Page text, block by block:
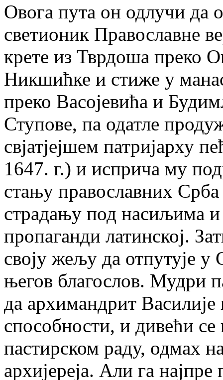
Овога пута он одлучи да
светионик Православне
крете из Тврдоша преко
Никшићке и стиже у
преко Васојевића и
Ступове, па одатле
свјатјејшем патријарху
1647. г.) и исприча му
стању православних
страдању под насиљима
пропаганди латинској.
своју жељу да отпутује у
његов благослов. Мудри
да архимандрит
способности, и дивећи
пастирском раду, одмах
архијереја. Али га